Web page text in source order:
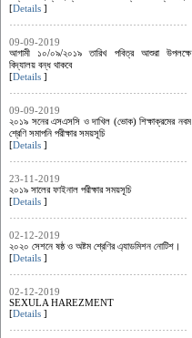
[Details ]
09-09-2019
আগামী ১০/০৯/২০১৯ তারিখ পবিত্র আশুরা উপলক্ষে
বিদ্যালয় বন্ধ থাকবে
[Details ]
09-09-2019
২০১৯ সনের এসএসসি ও দাখিল (ভোক) শিক্ষাক্রমের নবম
শ্রেণি সমাপনি পরীক্ষার সময়সূচি
[Details ]
23-11-2019
২০১৯ সালের ফাইনাল পরীক্ষার সময়সূচি
[Details ]
02-12-2019
২০২০ সেশনে ষষ্ঠ ও অষ্টম শ্রেণির এ্যাডমিশন নোটিশ।
[Details ]
02-12-2019
SEXULA HAREZMENT
[Details ]